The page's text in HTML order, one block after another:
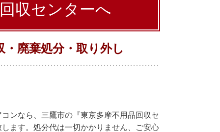
収センターへ
廃棄処分・取り外し
ンなら、三鷹市の『東京多摩不用品回収セ
ます。処分代は一切かかりません、ご安心